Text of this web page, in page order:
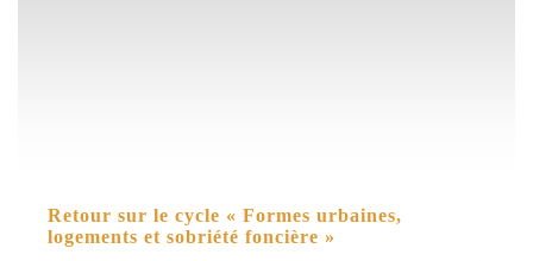
Retour sur le cycle « Formes urbaines,
logements et sobriété foncière »